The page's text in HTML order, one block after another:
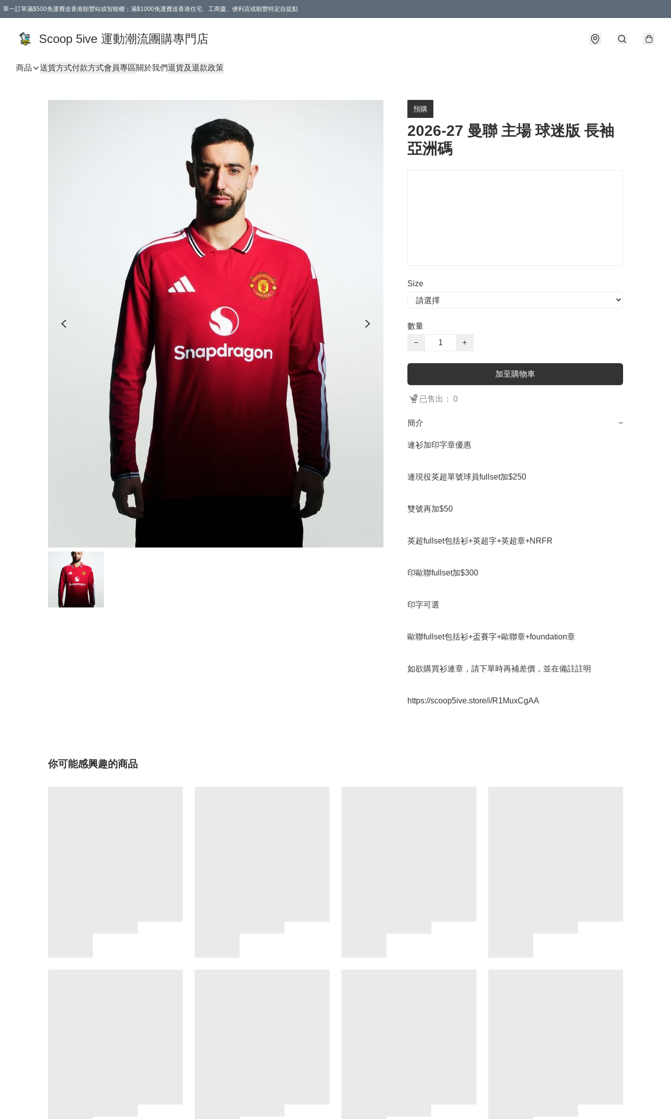
單一訂單滿$500免運費送香港順豐站或智能櫃；滿$1000免運費送香港住宅、工商廈、便利店或順豐特定自提點
Scoop 5ive 運動潮流團購專門店
商品 送貨方式付款方式會員專區關於我們退貨及退款政策
預購
2026-27 曼聯 主場 球迷版 長袖
亞洲碼
Size
數量
−
+
加至購物車
已售出： 0
簡介 −
連衫加印字章優惠
連現役英超單號球員fullset加$250
雙號再加$50
英超fullset包括衫+英超字+英超章+NRFR
印歐聯fullset加$300
印字可選
歐聯fullset包括衫+盃賽字+歐聯章+foundation章
如欲購買衫連章，請下單時再補差價，並在備註註明
https://scoop5ive.store/i/R1MuxCgAA
你可能感興趣的商品